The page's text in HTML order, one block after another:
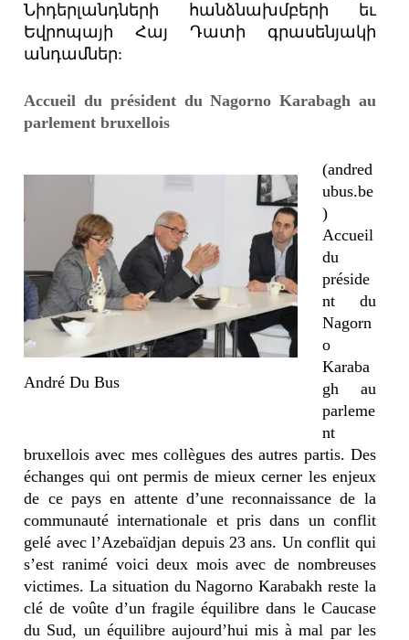
Նիդերլանդների հանձնախմբերի եւ
Եվրոպայի Հայ Դատի գրասենյակի
անդամներ:
Accueil du président du Nagorno Karabagh au
parlement bruxellois
André Du Bus
(andred
ubus.be
)
Accueil
du
préside
nt du
Nagorn
o
Karaba
gh au
parleme
nt
bruxellois avec mes collègues des autres partis. Des
échanges qui ont permis de mieux cerner les enjeux
de ce pays en attente d’une reconnaissance de la
communauté internationale et pris dans un conflit
gelé avec l’Azebaïdjan depuis 23 ans. Un conflit qui
s’est ranimé voici deux mois avec de nombreuses
victimes. La situation du Nagorno Karabakh reste la
clé de voûte d’un fragile équilibre dans le Caucase
du Sud, un équilibre aujourd’hui mis à mal par les